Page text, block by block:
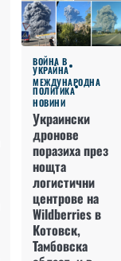
ВОЙНА В
УКРАЙНА
МЕЖДУНАРОДНА
ПОЛИТИКА
НОВИНИ
Украински
дронове
поразиха през
нощта
логистични
центрове на
Wildberries в
Котовск,
Тамбовска